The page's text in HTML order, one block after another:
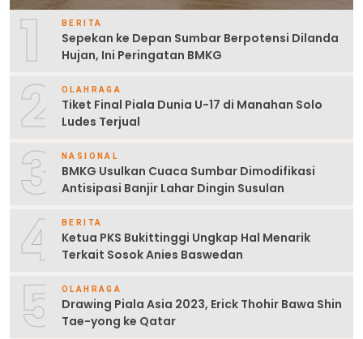
1 BERITA
Sepekan ke Depan Sumbar Berpotensi Dilanda
Hujan, Ini Peringatan BMKG
2 OLAHRAGA
Tiket Final Piala Dunia U-17 di Manahan Solo
Ludes Terjual
3 NASIONAL
BMKG Usulkan Cuaca Sumbar Dimodifikasi
Antisipasi Banjir Lahar Dingin Susulan
4 BERITA
Ketua PKS Bukittinggi Ungkap Hal Menarik
Terkait Sosok Anies Baswedan
5 OLAHRAGA
Drawing Piala Asia 2023, Erick Thohir Bawa Shin
Tae-yong ke Qatar